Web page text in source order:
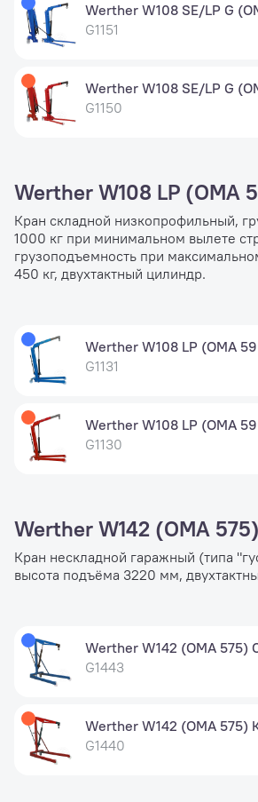
Werther W108 SE/LP G
G1151
Werther W108 SE/LP G
G1150
Werther W108 LP (OMA
Кран складной низкопрофильный,
1000 кг при минимальном вылете
грузоподъемность при
450 кг, двухтактный цилиндр.
Werther W108 LP (OMA
G1131
Werther W108 LP (OMA
G1130
Werther W142 (OMA 575)
Кран нескладной гаражный (типа
высота подъёма 3220 мм,
Werther W142 (OMA 575)
G1443
Werther W142 (OMA 575)
G1440